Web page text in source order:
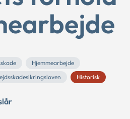
Hjemmearbejde
Historisk